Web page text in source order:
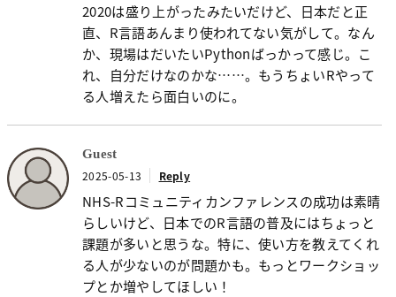
2020は盛り上がったみたいだけど、日本だと正
直、R言語あんまり使われてない気がして。なん
か、現場はだいたいPythonばっかって感じ。こ
れ、自分だけなのかな……。もうちょいRやって
る人増えたら面白いのに。
Guest
2025-05-13 Reply
NHS-Rコミュニティカンファレンスの成功は素晴
らしいけど、日本でのR言語の普及にはちょっと
課題が多いと思うな。特に、使い方を教えてくれ
る人が少ないのが問題かも。もっとワークショッ
プとか増やしてほしい！